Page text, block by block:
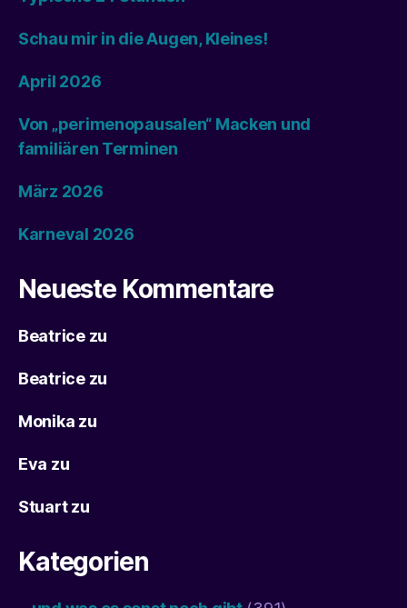
Schau mir in die Augen, Kleines!
April 2026
Von „perimenopausalen“ Macken und
familiären Terminen
März 2026
Karneval 2026
Neueste Kommentare
Beatricezu
Beatricezu
Monika zu
Eva zu
Stuartzu
Kategorien